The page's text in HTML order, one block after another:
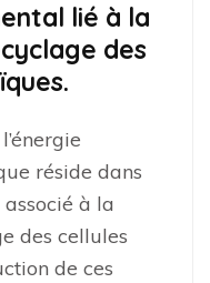
lié à la
des
réside dans
à la
des cellules
de ces